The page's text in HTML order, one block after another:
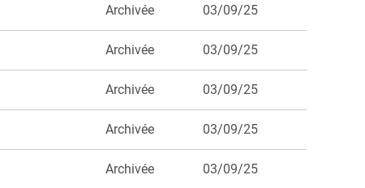
Archivée 03/09/25
Archivée 03/09/25
Archivée 03/09/25
Archivée 03/09/25
Archivée 03/09/25